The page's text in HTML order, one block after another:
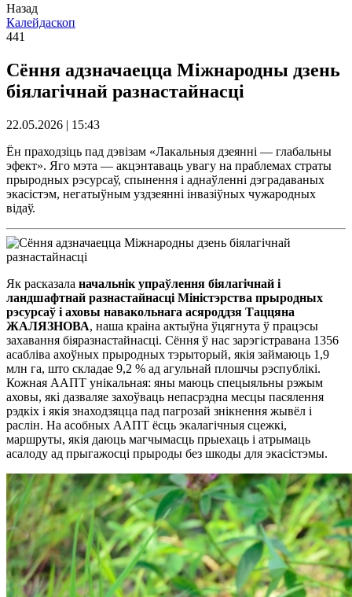
Назад
Калейдаскоп
441
Сёння адзначаецца Міжнародны дзень
біялагічнай разнастайнасці
22.05.2026 | 15:43
Ён праходзіць пад дэвізам «Лакальныя дзеянні — глабальны
эфект». Яго мэта — акцэнтаваць увагу на праблемах страты
прыродных рэсурсаў, спынення і аднаўленні дэградаваных
экасістэм, негатыўным уздзеянні інвазіўных чужародных
відаў.
Як расказала начальнік упраўлення біялагічнай і
ландшафтнай разнастайнасці Міністэрства прыродных
рэсурсаў і аховы навакольнага асяроддзя Таццяна
ЖАЛЯЗНОВА, наша краіна актыўна ўцягнута ў працэсы
захавання біяразнастайнасці. Сёння ў нас зарэгістравана 1356
асабліва ахоўных прыродных тэрыторый, якія займаюць 1,9
млн га, што складае 9,2 % ад агульнай плошчы рэспублікі.
Кожная ААПТ унікальная: яны маюць спецыяльны рэжым
аховы, які дазваляе захоўваць непасрэдна месцы пасялення
рэдкіх і якія знаходзяцца пад пагрозай знікнення жывёл і
раслін. На асобных ААПТ ёсць экалагічныя сцежкі,
маршруты, якія даюць магчымасць прыехаць і атрымаць
асалоду ад прыгажосці прыроды без шкоды для экасістэмы.